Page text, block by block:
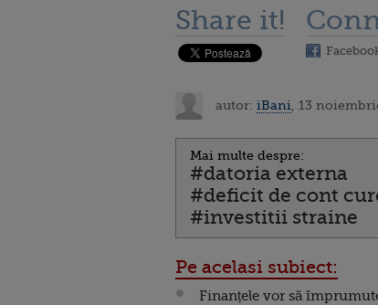
Share it!
autor: iBani , 13
Mai multe despre:
#datoria externa
#deficit de cont
#investitii straine
Pe acelasi subiect:
Finanțele vor să